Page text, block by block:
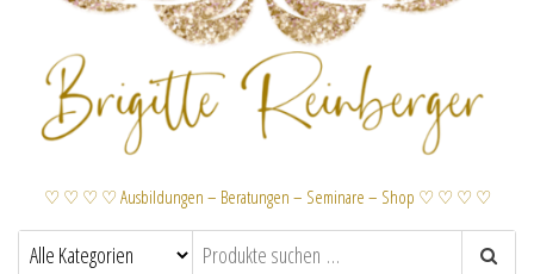
♡ ♡ ♡ ♡ Ausbildungen – Beratungen – Seminare – Shop ♡ ♡ ♡ ♡